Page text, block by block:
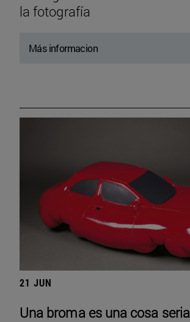
la fotografía
Más informacion
21 JUN
Una broma es una cosa seria